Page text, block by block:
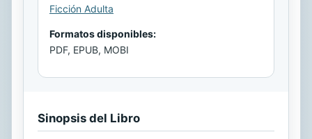
Ficción Adulta
Formatos disponibles:
PDF, EPUB, MOBI
Sinopsis del Libro